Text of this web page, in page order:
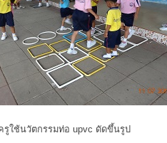
รูใช้นวัตกรรมท่อ upvc ดัดขึ้นรูป